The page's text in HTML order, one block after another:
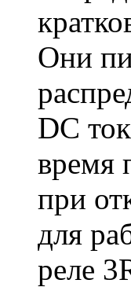
Они
DC
время
при
для
реле